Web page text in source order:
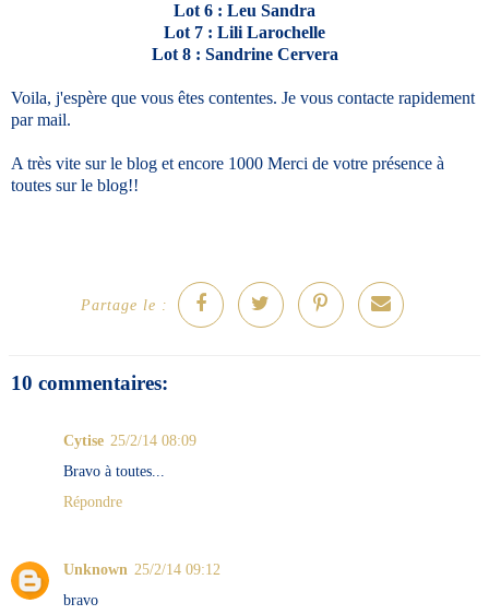
Lot 6 : Leu Sandra
Lot 7 : Lili Larochelle
Lot 8 : Sandrine Cervera
Voila, j'espère que vous êtes contentes. Je vous contacte rapidement
par mail.
A très vite sur le blog et encore 1000 Merci de votre présence à
toutes sur le blog!!
Partage le :
10 commentaires:
Cytise 25/2/14 08:09
Bravo à toutes...
Répondre
Unknown 25/2/14 09:12
bravo